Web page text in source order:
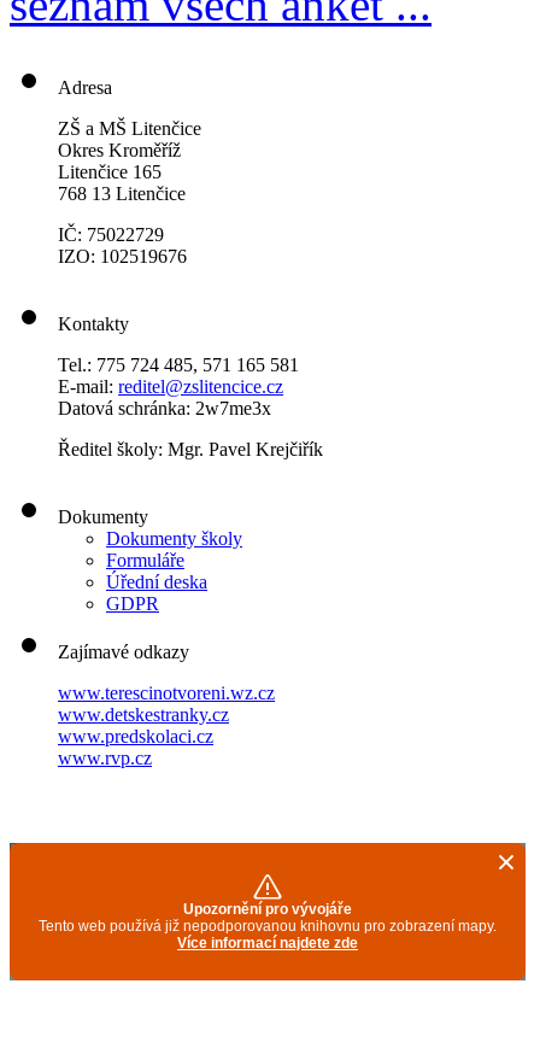
Adresa
ZŠ a MŠ Litenčice
Okres Kroměříž
Litenčice 165
768 13 Litenčice
IČ: 75022729
IZO: 102519676
Kontakty
Tel.: 775 724 485, 571 165 581
E-mail: reditel@zslitencice.cz
Datová schránka: 2w7me3x
Ředitel školy: Mgr. Pavel Krejčiřík
Dokumenty
Dokumenty školy
Formuláře
Úřední deska
GDPR
Zajímavé odkazy
www.terescinotvoreni.wz.cz
www.detskestranky.cz
www.predskolaci.cz
www.rvp.cz